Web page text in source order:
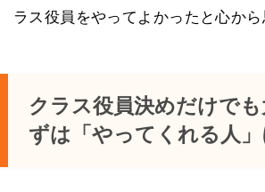
ラス役員をやってよかったと心から
クラス役員決めだけでも
ずは「やってくれる人